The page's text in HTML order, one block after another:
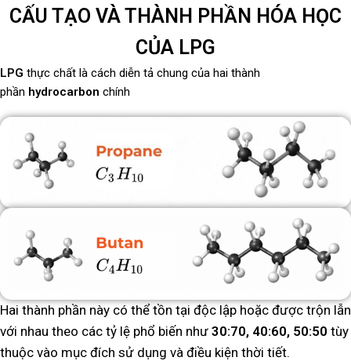
CẤU TẠO VÀ THÀNH PHẦN HÓA HỌC
CỦA LPG
LPG thực chất là cách diễn tả chung của hai thành
phần hydrocarbon chính
Hai thành phần này có thể tồn tại độc lập hoặc được trộn lẫn
với nhau theo các tỷ lệ phổ biến như 30:70, 40:60, 50:50 tùy
thuộc vào mục đích sử dụng và điều kiện thời tiết.